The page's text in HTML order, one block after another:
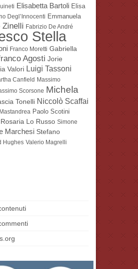
Elisabetta Bartoli Elisa
Degl’Innocenti Emmanuela
Zinelli Fabrizio De André
Stella
Franco Moretti Gabriella
Agosti Jorie
Valori Luigi Tassoni
Canfield Massimo
Scorsone Michela
Tonelli Niccolò Scaffai
Paolo Scotini
Rosaria Lo Russo Simone
Marchesi Stefano
Hughes Valerio Magrelli